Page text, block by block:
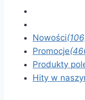
Nowości
Promocje
Produkty
Hity w